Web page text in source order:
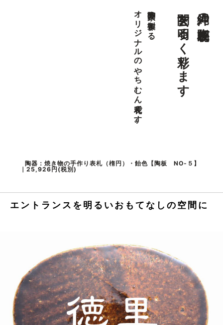
沖縄の陶板表札が
玄関を明るく彩ります
陶芸家の製作する
オリジナルのやちむん表札です。
陶器：焼き物の手作り表札（楕円）・飴色【陶板 NO-５】
｜25,926円(税別)
エントランスを明るいおもてなしの空間に